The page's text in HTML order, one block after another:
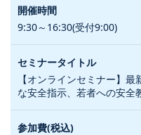
9:30～16:30(受付9:00)
【オンラインセミナー】
な安全指示、若者への安全